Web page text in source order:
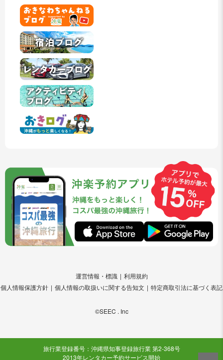
運営情報・標識
利用規約
個人情報保護方針
個人情報の取扱いに関する告知文 特定商取引法に基づく表記
©SEEC . Inc
旅行業登録番号：沖縄県知事登録旅行業 第2-368号
2013年レンタカー予約サービス開始